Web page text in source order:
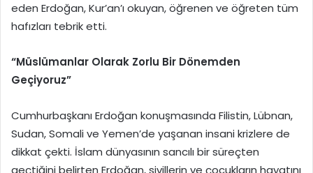
eden Erdoğan, Kur’an’ı okuyan, öğrenen ve öğreten tüm
hafızları tebrik etti.
“Müslümanlar Olarak Zorlu Bir Dönemden
Geçiyoruz”
Cumhurbaşkanı Erdoğan konuşmasında Filistin, Lübnan,
Sudan, Somali ve Yemen’de yaşanan insani krizlere de
dikkat çekti. İslam dünyasının sancılı bir süreçten
geçtiğini belirten Erdoğan, sivillerin ve çocukların hayatını